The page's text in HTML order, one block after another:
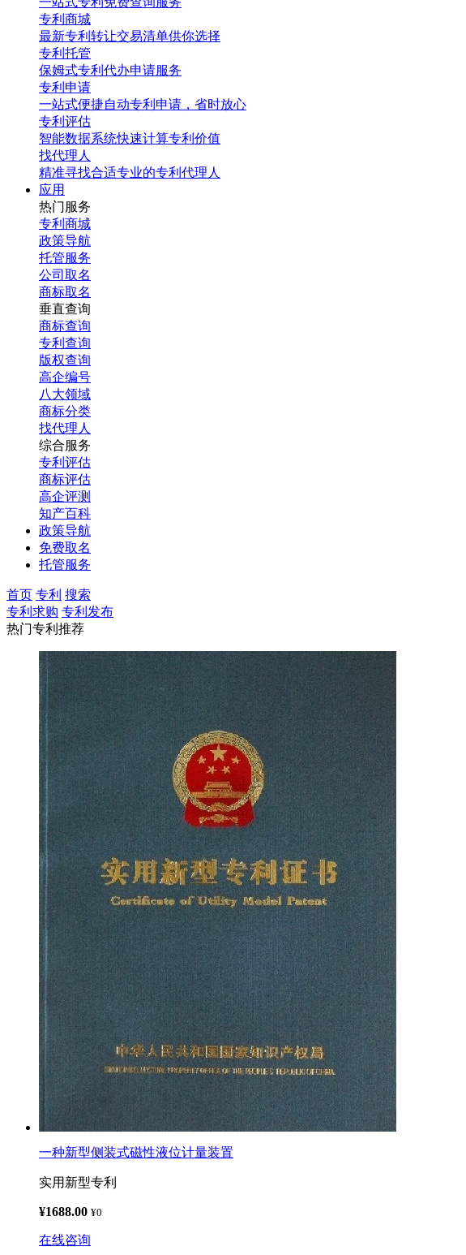
专利商城
最新专利转让交易清单供你选择
专利托管
保姆式专利代办申请服务
专利申请
一站式便捷自动专利申请，省时放心
专利评估
智能数据系统快速计算专利价值
找代理人
精准寻找合适专业的专利代理人
应用
热门服务
专利商城
政策导航
托管服务
公司取名
商标取名
垂直查询
商标查询
专利查询
版权查询
高企编号
八大领域
商标分类
找代理人
综合服务
专利评估
商标评估
高企评测
知产百科
政策导航
免费取名
托管服务
首页 专利 搜索
专利求购 专利发布
热门专利推荐
一种新型侧装式磁性液位计量装置
实用新型专利
¥1688.00 ¥0
在线咨询